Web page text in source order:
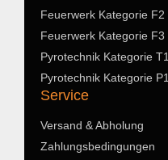
Feuerwerk Kategorie F2
Feuerwerk Kategorie F3
Pyrotechnik Kategorie T1
Pyrotechnik Kategorie P1
Service
Versand & Abholung
Zahlungsbedingungen